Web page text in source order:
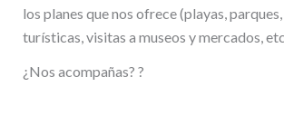
los planes que nos ofrece (playas,
turísticas, visitas a museos y mercados,
¿Nos acompañas? ?